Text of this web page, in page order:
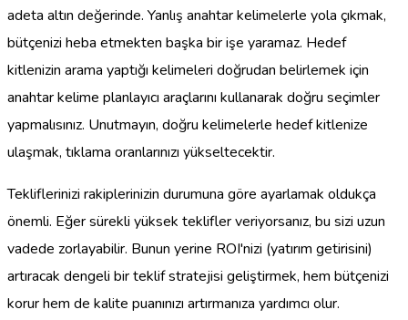
adeta altın değerinde. Yanlış anahtar kelimelerle yola çıkmak,
bütçenizi heba etmekten başka bir işe yaramaz. Hedef
kitlenizin arama yaptığı kelimeleri doğrudan belirlemek için
anahtar kelime planlayıcı araçlarını kullanarak doğru seçimler
yapmalısınız. Unutmayın, doğru kelimelerle hedef kitlenize
ulaşmak, tıklama oranlarınızı yükseltecektir.
Tekliflerinizi rakiplerinizin durumuna göre ayarlamak oldukça
önemli. Eğer sürekli yüksek teklifler veriyorsanız, bu sizi uzun
vadede zorlayabilir. Bunun yerine ROI'nizi (yatırım getirisini)
artıracak dengeli bir teklif stratejisi geliştirmek, hem bütçenizi
korur hem de kalite puanınızı artırmanıza yardımcı olur.